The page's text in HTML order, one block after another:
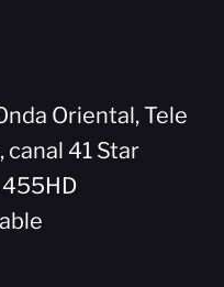
Oriental, Tele
41 Star
455HD